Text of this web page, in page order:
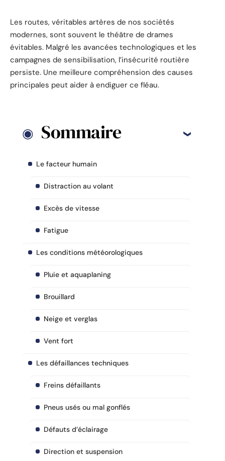
Les routes, véritables artères de nos sociétés
modernes, sont souvent le théâtre de drames
évitables. Malgré les avancées technologiques et les
campagnes de sensibilisation, l’insécurité routière
persiste. Une meilleure compréhension des causes
principales peut aider à endiguer ce fléau.
Sommaire
Le facteur humain
Distraction au volant
Excès de vitesse
Fatigue
Les conditions météorologiques
Pluie et aquaplaning
Brouillard
Neige et verglas
Vent fort
Les défaillances techniques
Freins défaillants
Pneus usés ou mal gonflés
Défauts d’éclairage
Direction et suspension